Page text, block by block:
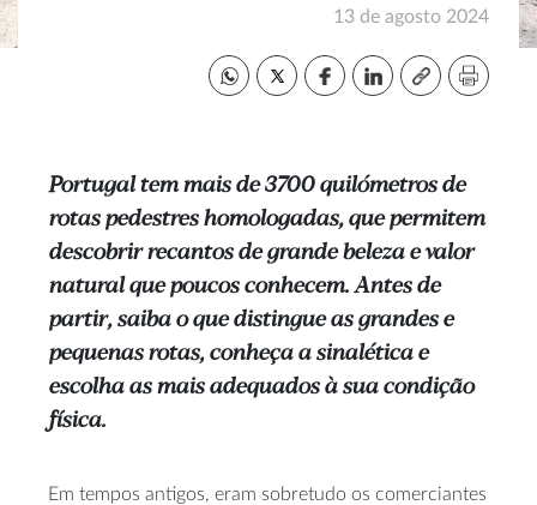
13 de agosto 2024
Portugal tem mais de 3700 quilómetros de
rotas pedestres homologadas, que permitem
descobrir recantos de grande beleza e valor
natural que poucos conhecem. Antes de
partir, saiba o que distingue as grandes e
pequenas rotas, conheça a sinalética e
escolha as mais adequados à sua condição
física.
Em tempos antigos, eram sobretudo os comerciantes